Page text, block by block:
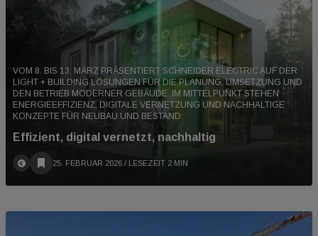
VOM 8. BIS 13. MÄRZ PRÄSENTIERT SCHNEIDER ELECTRIC AUF DER
LIGHT + BUILDING LÖSUNGEN FÜR DIE PLANUNG, UMSETZUNG UND
DEN BETRIEB MODERNER GEBÄUDE. IM MITTELPUNKT STEHEN
ENERGIEEFFIZIENZ, DIGITALE VERNETZUNG UND NACHHALTIGE
KONZEPTE FÜR NEUBAU UND BESTAND.
Effizient, digital vernetzt, nachhaltig
25. FEBRUAR 2026 / LESEZEIT 2 MIN